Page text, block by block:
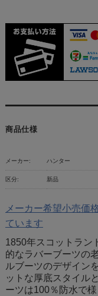
商品仕様
メーカー: ハンター
区分: 新品
メーカー希望小売価
ています
1850年スコットラン
的なラバーブーツの
ルブーツのデザイン
ットな厚底スタイル
ーツは100％防水で